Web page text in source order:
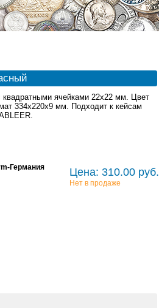
ячейками 22x22 мм. Цвет
334x220x9 мм. Подходит к кейсам
Германия
Цена: 310.00 руб.
Нет в продаже